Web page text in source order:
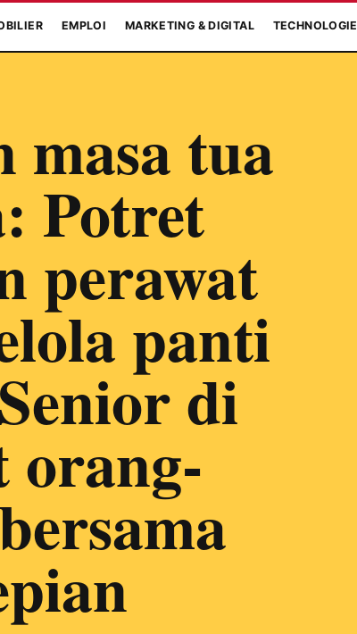
EMPLOI MARKETING & DIGITAL TECHNOLOGIE
masa tua
Potret
perawat
panti
di
orang-